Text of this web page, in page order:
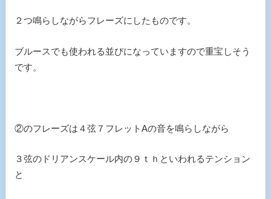
２つ鳴らしながらフレーズにしたものです。
ブルースでも使われる並びになっていますので重宝しそう
です。
②のフレーズは４弦７フレットAの音を鳴らしながら
３弦のドリアンスケール内の９ｔｈといわれるテンション
と